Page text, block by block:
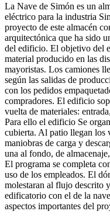
La Nave de Simón es un
eléctrico para la industria
proyecto de este almacén
arquitectónica que ha sido
del edificio. El objetivo del
material producido en las
mayoristas. Los camiones
según las salidas de
con los pedidos
compradores. El edificio
vuelta de materiales:
Para ello el edificio Se
cubierta. Al patio llegan los
maniobras de carga y
una al fondo, de
El programa se completa
uso de los empleados. El
molestaran al flujo descrito
edificatorio con el de la
aspectos importantes del